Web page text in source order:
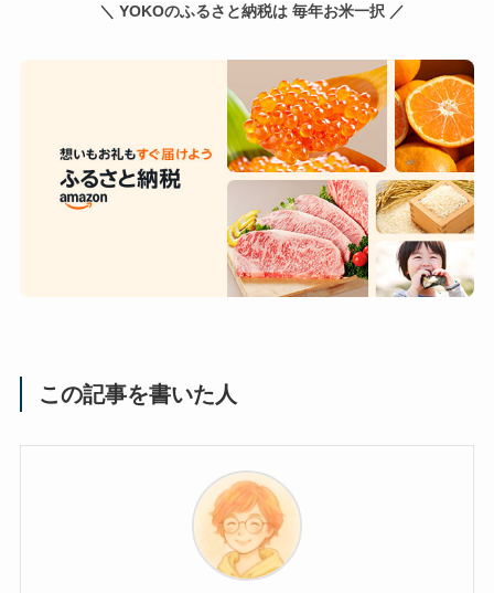
＼ YOKOのふるさと納税は 毎年お米一択 ／
この記事を書いた人